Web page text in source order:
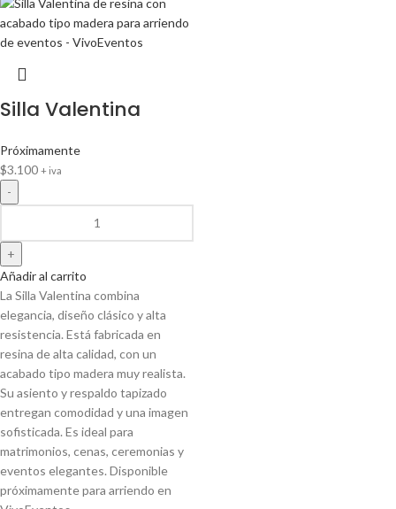
Silla Valentina
Próximamente
$3.100 + iva
Añadir al carrito
La Silla Valentina combina
elegancia, diseño clásico y alta
resistencia. Está fabricada en
resina de alta calidad, con un
acabado tipo madera muy realista.
Su asiento y respaldo tapizado
entregan comodidad y una imagen
sofisticada. Es ideal para
matrimonios, cenas, ceremonias y
eventos elegantes. Disponible
próximamente para arriendo en